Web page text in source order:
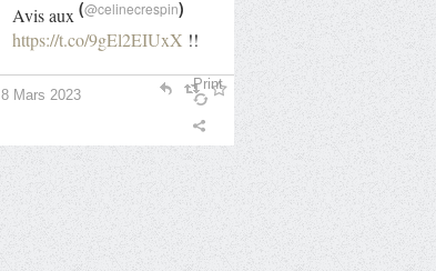
Avis aux
https://t.co/9gEl2EIUxX !!
(@celinecrespin)
8 Mars 2023
Print